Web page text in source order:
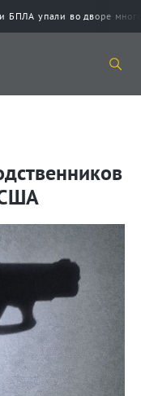
БПЛА упали во дворе